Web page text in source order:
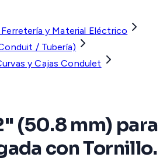
y Material Eléctrico
/ Tubería)
y Cajas Condulet
(50.8 mm) para
con Tornillo.